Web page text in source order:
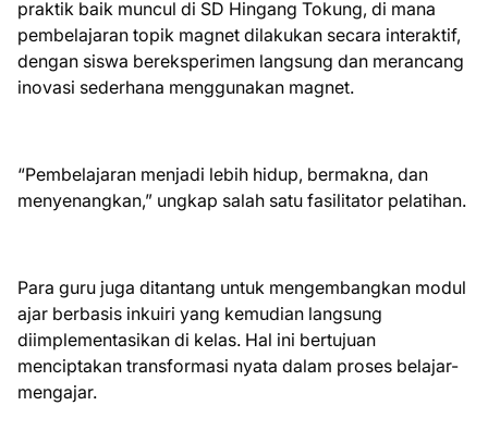
praktik baik muncul di SD Hingang Tokung, di mana
pembelajaran topik magnet dilakukan secara interaktif,
dengan siswa bereksperimen langsung dan merancang
inovasi sederhana menggunakan magnet.
“Pembelajaran menjadi lebih hidup, bermakna, dan
menyenangkan,” ungkap salah satu fasilitator pelatihan.
Para guru juga ditantang untuk mengembangkan modul
ajar berbasis inkuiri yang kemudian langsung
diimplementasikan di kelas. Hal ini bertujuan
menciptakan transformasi nyata dalam proses belajar-
mengajar.